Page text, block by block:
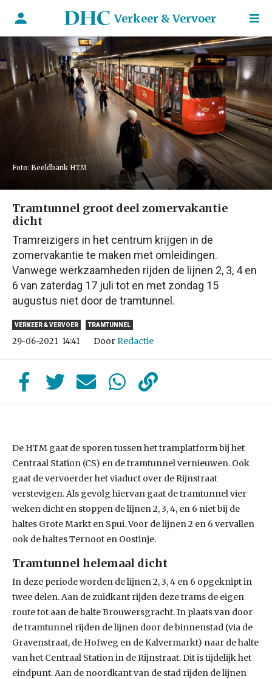
Verkeer & Vervoer
Foto: Beeldbank HTM
Tramtunnel groot deel zomervakantie
dicht
Tramreizigers in het centrum krijgen in de
zomervakantie te maken met omleidingen.
Vanwege werkzaamheden rijden de lijnen 2, 3, 4 en
6 van zaterdag 17 juli tot en met zondag 15
augustus niet door de tramtunnel.
VERKEER & VERVOER TRAMTUNNEL
29-06-2021 14:41 DoorRedactie
De HTM gaat de sporen tussen het tramplatform bij het
Centraal Station (CS) en de tramtunnel vernieuwen. Ook
gaat de vervoerder het viaduct over de Rijnstraat
verstevigen. Als gevolg hiervan gaat de tramtunnel vier
weken dicht en stoppen de lijnen 2, 3, 4, en 6 niet bij de
haltes Grote Markt en Spui. Voor de lijnen 2 en 6 vervallen
ook de haltes Ternoot en Oostinje.
Tramtunnel helemaal dicht
In deze periode worden de lijnen 2, 3, 4 en 6 opgeknipt in
twee delen. Aan de zuidkant rijden deze trams de eigen
route tot aan de halte Brouwersgracht. In plaats van door
de tramtunnel rijden de lijnen door de binnenstad (via de
Gravenstraat, de Hofweg en de Kalvermarkt) naar de halte
van het Centraal Station in de Rijnstraat. Dit is tijdelijk het
eindpunt. Aan de noordkant van de stad rijden de lijnen